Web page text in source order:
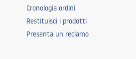
Cronologia ordini
Restituisci i prodotti
Presenta un reclamo